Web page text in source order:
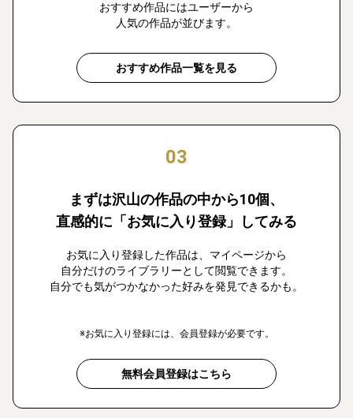
おすすめ作品にはユーザーから
人気の作品が並びます。
おすすめ作品一覧を見る
03
まずは沢山の作品の中から10個、
直感的に「お気に入り登録」してみる
お気に入り登録した作品は、マイページから
自分だけのライブラリーとして閲覧できます。
自分でも気がつかなかった好みを発見できるかも。
※お気に入り登録には、会員登録が必要です。
無料会員登録はこちら